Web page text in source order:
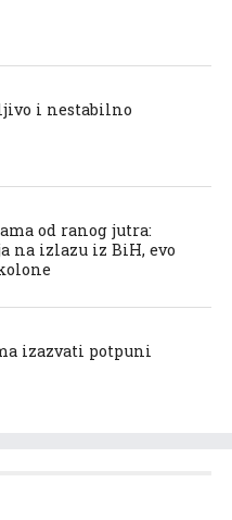
i nestabilno
od ranog jutra:
na izlazu iz BiH, evo
izazvati potpuni